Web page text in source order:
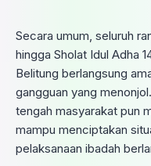
Secara umum, seluruh
hingga Sholat Idul Adha
Belitung berlangsung
gangguan yang
tengah masyarakat pun
mampu menciptakan
pelaksanaan ibadah